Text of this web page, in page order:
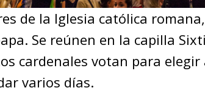
de la Iglesia católica
Se reúnen en la capilla
cardenales votan para elegir
varios días.